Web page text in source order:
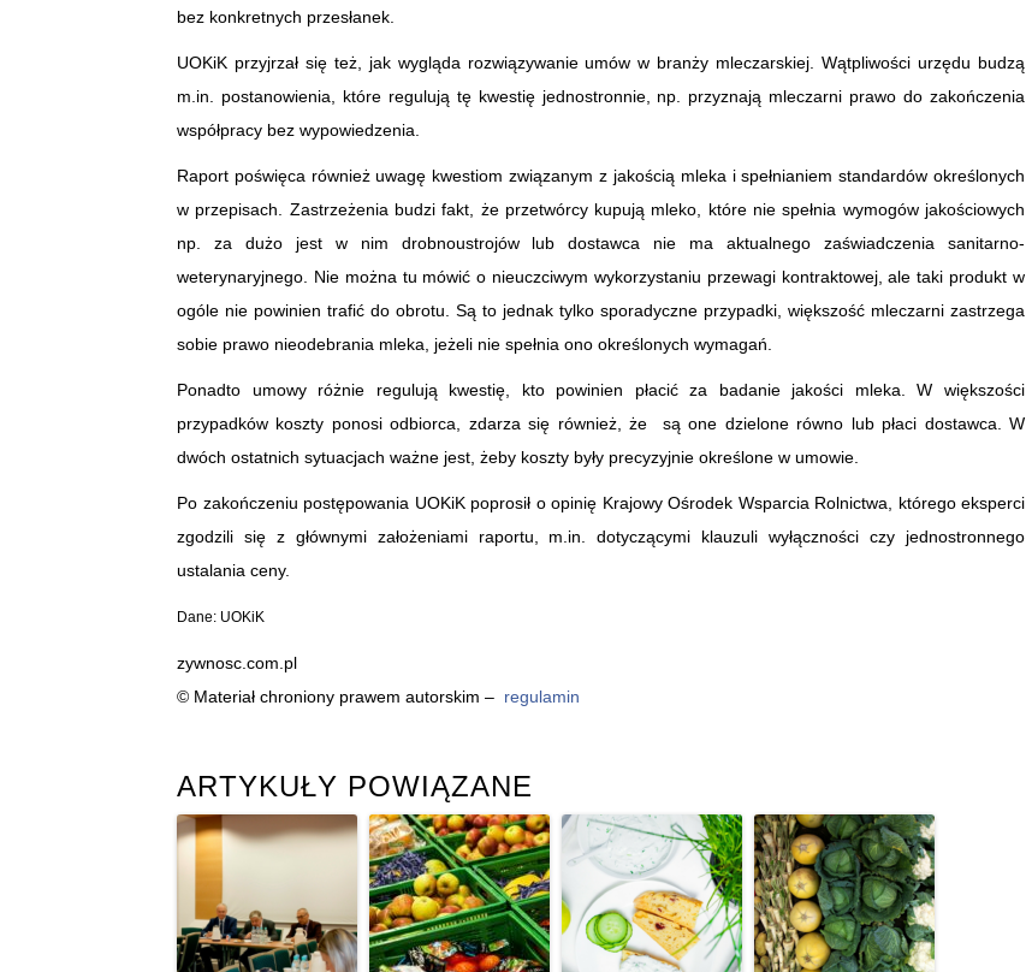
bez konkretnych przesłanek.
UOKiK przyjrzał się też, jak wygląda rozwiązywanie umów w branży mleczarskiej. Wątpliwości urzędu budzą
m.in. postanowienia, które regulują tę kwestię jednostronnie, np. przyznają mleczarni prawo do zakończenia
współpracy bez wypowiedzenia.
Raport poświęca również uwagę kwestiom związanym z jakością mleka i spełnianiem standardów określonych
w przepisach. Zastrzeżenia budzi fakt, że przetwórcy kupują mleko, które nie spełnia wymogów jakościowych
np. za dużo jest w nim drobnoustrojów lub dostawca nie ma aktualnego zaświadczenia sanitarno-
weterynaryjnego. Nie można tu mówić o nieuczciwym wykorzystaniu przewagi kontraktowej, ale taki produkt w
ogóle nie powinien trafić do obrotu. Są to jednak tylko sporadyczne przypadki, większość mleczarni zastrzega
sobie prawo nieodebrania mleka, jeżeli nie spełnia ono określonych wymagań.
Ponadto umowy różnie regulują kwestię, kto powinien płacić za badanie jakości mleka. W większości
przypadków koszty ponosi odbiorca, zdarza się również, że są one dzielone równo lub płaci dostawca. W
dwóch ostatnich sytuacjach ważne jest, żeby koszty były precyzyjnie określone w umowie.
Po zakończeniu postępowania UOKiK poprosił o opinię Krajowy Ośrodek Wsparcia Rolnictwa, którego eksperci
zgodzili się z głównymi założeniami raportu, m.in. dotyczącymi klauzuli wyłączności czy jednostronnego
ustalania ceny.
Dane: UOKiK
zywnosc.com.pl
© Materiał chroniony prawem autorskim – regulamin
ARTYKUŁY POWIĄZANE